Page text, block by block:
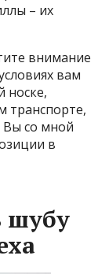
– их
внимание
вам
носке,
транспорте,
Вы со мной
в
шубу